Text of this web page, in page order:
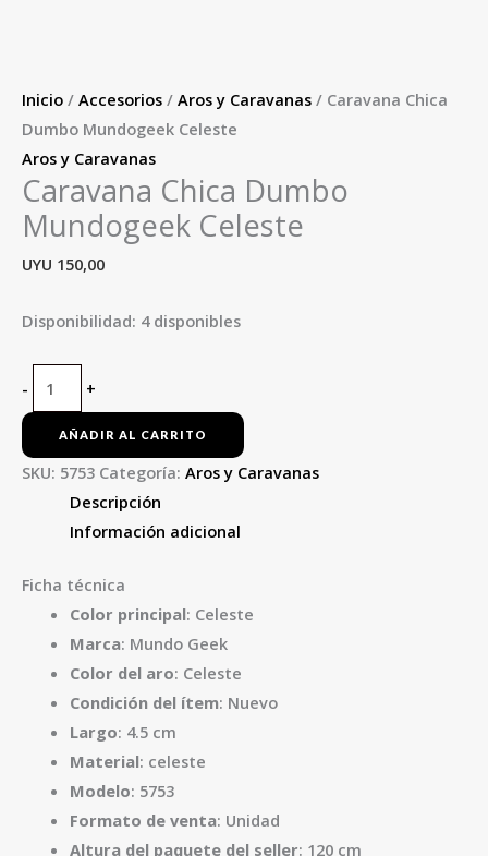
Inicio / Accesorios / Aros y Caravanas / Caravana Chica
Dumbo Mundogeek Celeste
Aros y Caravanas
Caravana Chica Dumbo
Mundogeek Celeste
UYU 150,00
Disponibilidad: 4 disponibles
- +
AÑADIR AL CARRITO
SKU: 5753 Categoría: Aros y Caravanas
Descripción
Información adicional
Ficha técnica
Color principal: Celeste
Marca: Mundo Geek
Color del aro: Celeste
Condición del ítem: Nuevo
Largo: 4.5 cm
Material: celeste
Modelo: 5753
Formato de venta: Unidad
Altura del paquete del seller: 120 cm